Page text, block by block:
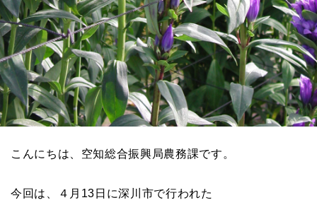
こんにちは、空知総合振興局農務課です。
今回は、４月13日に深川市で行われた